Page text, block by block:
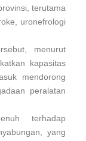
terutama
uronefrologi
menurut
kapasitas
mendorong
peralatan
terhadap
yang